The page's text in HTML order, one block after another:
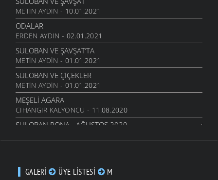
METIN AYDIN - 10.01.2021
ODALAR
ERDEN AYDIN - 02.01.2021
SULOBAN VE ŞAVŞAT’TA
METIN AYDIN - 01.01.2021
SULOBAN VE ÇIÇEKLER
METIN AYDIN - 01.01.2021
MEŞELI AGARA
CIHANGIR KALYONCU - 11.08.2020
SULOBAN PONA - AĞUSTOS 2020
MEŞELI 2020
GALERI ÜYE LISTESI M